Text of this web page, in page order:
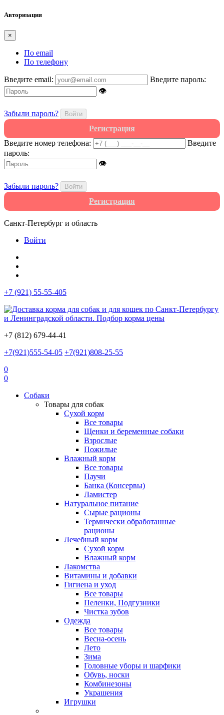
Авторизация
×
По email
По телефону
Введите email:
Введите пароль:
👁
Забыли пароль? Войти
Регистрация
Введите номер телефона:
Введите
пароль:
👁
Забыли пароль? Войти
Регистрация
Санкт-Петербург и область
Войти
+7 (921) 55-55-405
+7 (812) 679-44-41
+7(921)555-54-05 +7(921)808-25-55
0
0
Собаки
Товары для собак
Сухой корм
Все товары
Щенки и беременные собаки
Взрослые
Пожилые
Влажный корм
Все товары
Паучи
Банка (Консервы)
Ламистер
Натуральное питание
Сырые рационы
Термически обработанные
рационы
Лечебный корм
Сухой корм
Влажный корм
Лакомства
Витамины и добавки
Гигиена и уход
Все товары
Пеленки, Подгузники
Чистка зубов
Одежда
Все товары
Весна-осень
Лето
Зима
Головные уборы и шарфики
Обувь, носки
Комбинезоны
Украшения
Игрушки